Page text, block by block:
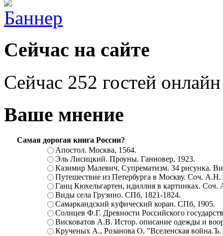
Сейчас на сайте
Сейчас 252 гостей онлайн
Ваше мнение
Самая дорогая книга России?
Апостол. Москва, 1564.
Эль Лисицкий. Проуны. Ганновер, 1923.
Казимир Малевич. Супрематизм. 34 рисунка.
Путешествие из Петербурга в Москву. Соч.
Ганц Кюхельгартен, идиллия в картинках.
Виды села Грузино. СПб, 1821-1824.
Самаркандский куфический коран. СПб, 1905.
Солнцев Ф.Г. Древности Российского
Висковатов А.В. Истор. описание одежды и
Крученых А., Розанова О. "Вселенская